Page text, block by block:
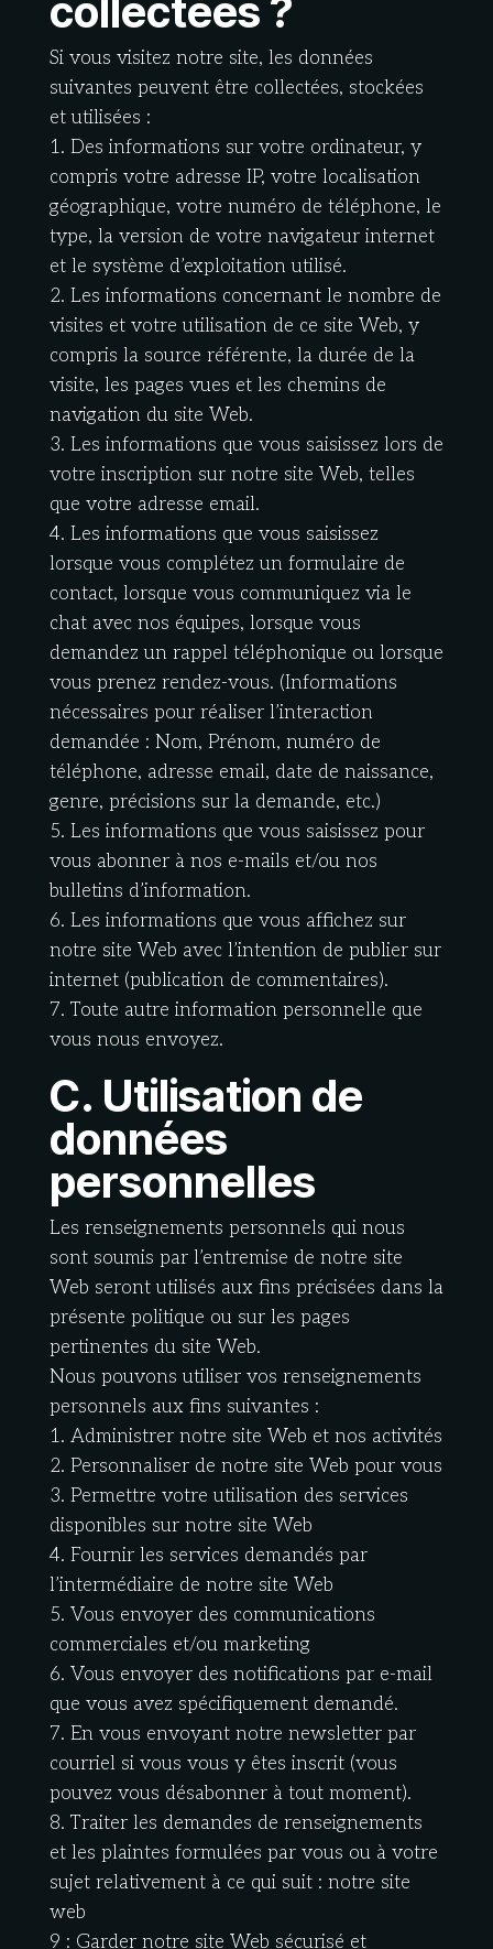
collectées ?
Si vous visitez notre site, les données
suivantes peuvent être collectées, stockées
et utilisées :
1. Des informations sur votre ordinateur, y
compris votre adresse IP, votre localisation
géographique, votre numéro de téléphone, le
type, la version de votre navigateur internet
et le système d’exploitation utilisé.
2. Les informations concernant le nombre de
visites et votre utilisation de ce site Web, y
compris la source référente, la durée de la
visite, les pages vues et les chemins de
navigation du site Web.
3. Les informations que vous saisissez lors de
votre inscription sur notre site Web, telles
que votre adresse email.
4. Les informations que vous saisissez
lorsque vous complétez un formulaire de
contact, lorsque vous communiquez via le
chat avec nos équipes, lorsque vous
demandez un rappel téléphonique ou lorsque
vous prenez rendez-vous. (Informations
nécessaires pour réaliser l’interaction
demandée : Nom, Prénom, numéro de
téléphone, adresse email, date de naissance,
genre, précisions sur la demande, etc.)
5. Les informations que vous saisissez pour
vous abonner à nos e-mails et/ou nos
bulletins d’information.
6. Les informations que vous affichez sur
notre site Web avec l’intention de publier sur
internet (publication de commentaires).
7. Toute autre information personnelle que
vous nous envoyez.
C. Utilisation de
données
personnelles
Les renseignements personnels qui nous
sont soumis par l’entremise de notre site
Web seront utilisés aux fins précisées dans la
présente politique ou sur les pages
pertinentes du site Web.
Nous pouvons utiliser vos renseignements
personnels aux fins suivantes :
1. Administrer notre site Web et nos activités
2. Personnaliser de notre site Web pour vous
3. Permettre votre utilisation des services
disponibles sur notre site Web
4. Fournir les services demandés par
l’intermédiaire de notre site Web
5. Vous envoyer des communications
commerciales et/ou marketing
6. Vous envoyer des notifications par e-mail
que vous avez spécifiquement demandé.
7. En vous envoyant notre newsletter par
courriel si vous vous y êtes inscrit (vous
pouvez vous désabonner à tout moment).
8. Traiter les demandes de renseignements
et les plaintes formulées par vous ou à votre
sujet relativement à ce qui suit : notre site
web
9 : Garder notre site Web sécurisé et